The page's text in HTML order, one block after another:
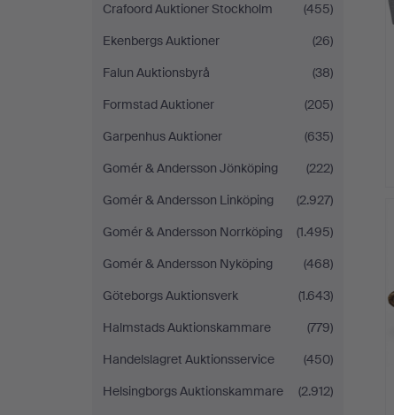
Crafoord Auktioner Stockholm
(455)
Ekenbergs Auktioner
(26)
Falun Auktionsbyrå
(38)
Formstad Auktioner
(205)
Garpenhus Auktioner
(635)
Gomér & Andersson Jönköping
(222)
Gomér & Andersson Linköping
(2.927)
Gomér & Andersson Norrköping
(1.495)
Gomér & Andersson Nyköping
(468)
Göteborgs Auktionsverk
(1.643)
Halmstads Auktionskammare
(779)
Handelslagret Auktionsservice
(450)
Helsingborgs Auktionskammare
(2.912)